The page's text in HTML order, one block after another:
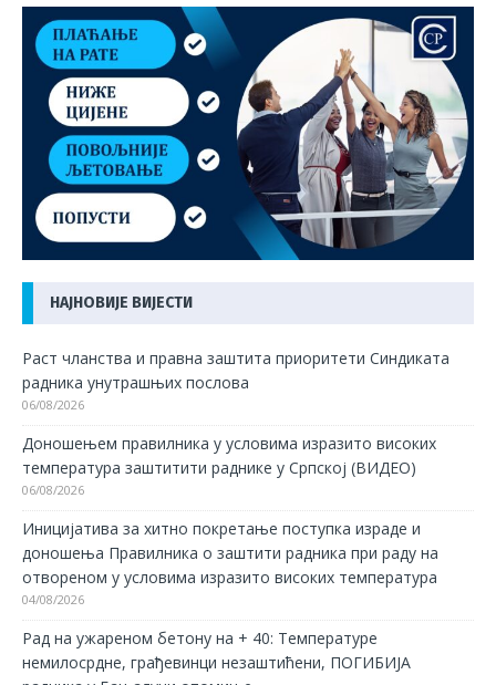
НАЈНОВИЈЕ ВИЈЕСТИ
Раст чланства и правна заштита приоритети Синдиката
радника унутрашњих послова
06/08/2026
Доношењем правилника у условима изразито високих
температура заштитити раднике у Српској (ВИДЕО)
06/08/2026
Иницијатива за хитно покретање поступка израде и
доношења Правилника о заштити радника при раду на
отвореном у условима изразито високих температура
04/08/2026
Рад на ужареном бетону на + 40: Температуре
немилосрдне, грађевинци незаштићени, ПОГИБИЈА